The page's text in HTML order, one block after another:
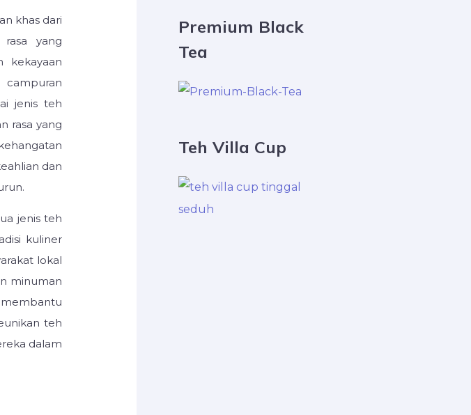
khas dari
yang
kekayaan
jenis teh
rasa yang
dan
jenis teh
kuliner
lokal
minuman
teh
dalam
Premium Black
Tea
Teh Villa Cup